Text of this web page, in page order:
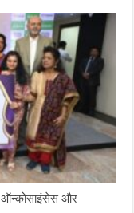
ऑन्कोसाइंसेस और